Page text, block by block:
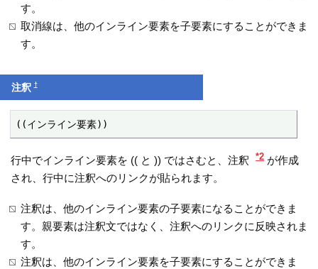
す。
取消線は、他のインライン要素を子要素にすることができま
す。
注釈†
((インライン要素))
行中でインライン要素を (( と )) ではさむと、注釈 *2 が作成
され、行中に注釈へのリンクが貼られます。
注釈は、他のインライン要素の子要素になることができま
す。親要素は注釈文ではなく、注釈へのリンクに反映されま
す。
注釈は、他のインライン要素を子要素にすることができま